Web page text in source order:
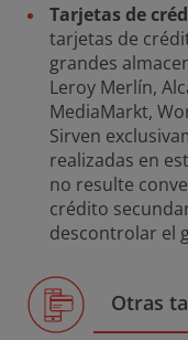
Tarjetas de
tarjetas de
grandes
Leroy Merlín,
MediaMarkt,
Sirven
realizadas en
no resulte
crédito
descontrolar el
Otras